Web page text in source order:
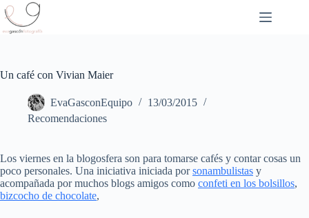
Saltar
al
contenido
Un café con Vivian Maier
EvaGasconEquipo
13/03/2015
Recomendaciones
Los viernes en la blogosfera son para tomarse cafés y contar cosas un
poco personales. Una iniciativa iniciada porsonambulistas y
acompañada por muchos blogs amigos como confeti en los bolsillos,
bizcocho de chocolate,